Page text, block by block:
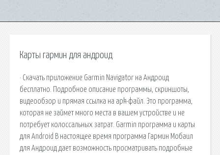
Карты гармин для андроид
· Скачать приложение Garmin Navigator на Андроид
бесплатно. Подробное описание программы, скриншоты,
видеообзор и прямая ссылка на apk-файл. Это программа,
которая не займет много места в вашем устройстве и не
потребует колоссальных затрат. Garmin программа и карты
для Android В настоящее время программа Гармин Мобаил
для Андроид дает возможность просматривать подробные